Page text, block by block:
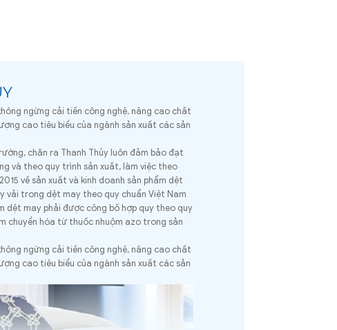
ngừng cải tiến công nghệ, nâng cao chất
cao tiêu biểu của ngành sản xuất các sản
chăn ra Thanh Thủy luôn đảm bảo đạt
và theo quy trình sản xuất, làm việc theo
về sản xuất và kinh doanh sản phẩm dệt
vải trong dệt may theo quy chuẩn Việt Nam
dệt may phải được công bố hợp quy theo quy
chuyển hóa từ thuốc nhuộm azo trong sản
ngừng cải tiến công nghệ, nâng cao chất
cao tiêu biểu của ngành sản xuất các sản